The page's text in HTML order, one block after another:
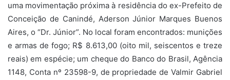
uma movimentação próxima à residência do ex-Prefeito de
Conceição de Canindé, Aderson Júnior Marques Buenos
Aires, o “Dr. Júnior”. No local foram encontrados: munições
e armas de fogo; R$ 8.613,00 (oito mil, seiscentos e treze
reais) em espécie; um cheque do Banco do Brasil, Agência
1148, Conta nº 23598-9, de propriedade de Valmir Gabriel